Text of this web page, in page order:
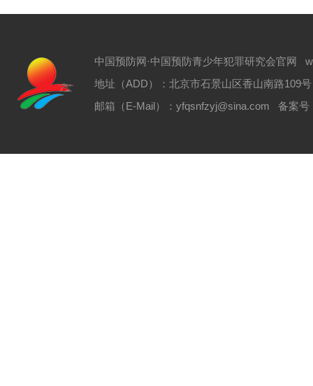
中国预防网·中国预防青少年犯罪研究会官网
地址（ADD）：北京市石景山区香山南路109
邮箱（E-Mail）：yfqsnfzyj@sina.com 备案号